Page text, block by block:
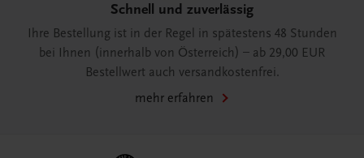
Schnell und zuverlässig
Ihre Bestellung ist in der Regel in spätestens 48 Stunden
bei Ihnen (innerhalb von Österreich) – ab 29,00 EUR
Bestellwert auch versandkostenfrei.
mehr erfahren